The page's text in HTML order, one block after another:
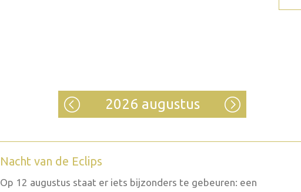
2026 augustus
Nacht van de Eclips
Op 12 augustus staat er iets bijzonders te gebeuren: een